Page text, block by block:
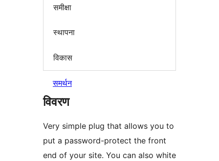
समीक्षा
स्थापना
विकास
समर्थन
विवरण
Very simple plug that allows you to
put a password-protect the front
end of your site. You can also white